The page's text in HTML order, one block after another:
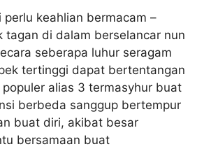
perlu keahlian bermacam –
tagan di dalam berselancar nun
seberapa luhur seragam
tertinggi dapat bertentangan
alias 3 termasyhur buat
berbeda sanggup bertempur
buat diri, akibat besar
bersamaan buat